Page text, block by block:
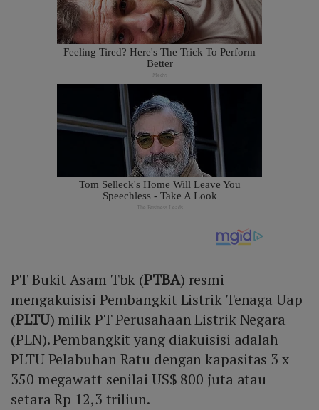
PT Bukit Asam Tbk (PTBA) resmi
mengakuisisi Pembangkit Listrik Tenaga Uap
(PLTU) milik PT Perusahaan Listrik Negara
(PLN). Pembangkit yang diakuisisi adalah
PLTU Pelabuhan Ratu dengan kapasitas 3 x
350 megawatt senilai US$ 800 juta atau
setara Rp 12,3 triliun.